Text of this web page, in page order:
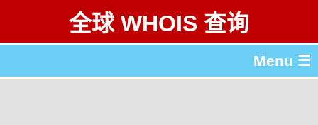
全球 WHOIS 查询
Menu ☰